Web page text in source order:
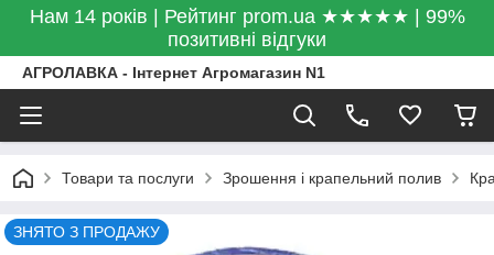
Нам 14 років | Рейтинг prom.ua ★★★★★ | 99%
позитивні відгуки
АГРОЛАВКА - Інтернет Агромагазин N1
Товари та послуги Зрошення і крапельний полив
ЗНЯТО З ПРОДАЖУ